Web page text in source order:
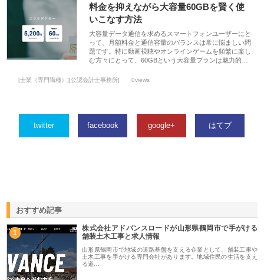
料金を抑えながら大容量60GBを賢く使
いこなす方法
大容量データ通信を求めるスマートフォンユーザーにと
って、月額料金と通信容量のバランスは常に悩ましい問
題です。特に動画視聴やオンラインゲームを頻繁に楽し
む方々にとって、60GBという大容量プランは魅力的…
[士業（専門職種）][公認会計士事務所] 0views
twitter facebook google+ はてブ
おすすめ記事
1
株式会社アドバンスロードが山形県鶴岡市で手がける
舗装土木工事と求人情報
山形県鶴岡市で地域の道路基盤を支える企業として、舗装工事や
土木工事を手がける専門会社があります。地域住民の生活を支え
る道…